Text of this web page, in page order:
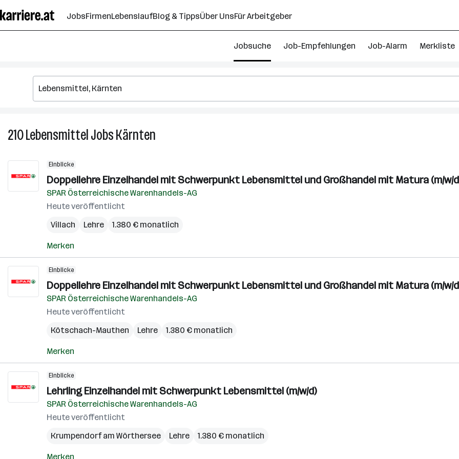
Seiteninhalt
springen
JobsFirmenLebenslaufBlog & TippsÜber UnsFür Arbeitgeber
Jobsuche Job-Empfehlungen Job-Alarm Merkliste
210LebensmittelJobsKärnten
Kärnten
Einblicke
Doppellehre Einzelhandel mit Schwerpunkt Lebensmittel und Großhandel mit Matura (m/w/
SPAR Österreichische Warenhandels-AG
Heute veröffentlicht
Villach
Lehre 1.380 € monatlich
Merken
Einblicke
Doppellehre Einzelhandel mit Schwerpunkt Lebensmittel und Großhandel mit Matura (m/w/
SPAR Österreichische Warenhandels-AG
Heute veröffentlicht
Kötschach-Mauthen
Lehre 1.380 € monatlich
Merken
Einblicke
Lehrling Einzelhandel mit Schwerpunkt Lebensmittel (m/w/d)
SPAR Österreichische Warenhandels-AG
Heute veröffentlicht
Krumpendorf am Wörthersee
Lehre 1.380 € monatlich
Merken